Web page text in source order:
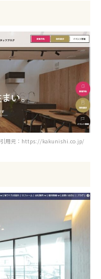
引用元：https://kakunishi.co.jp/